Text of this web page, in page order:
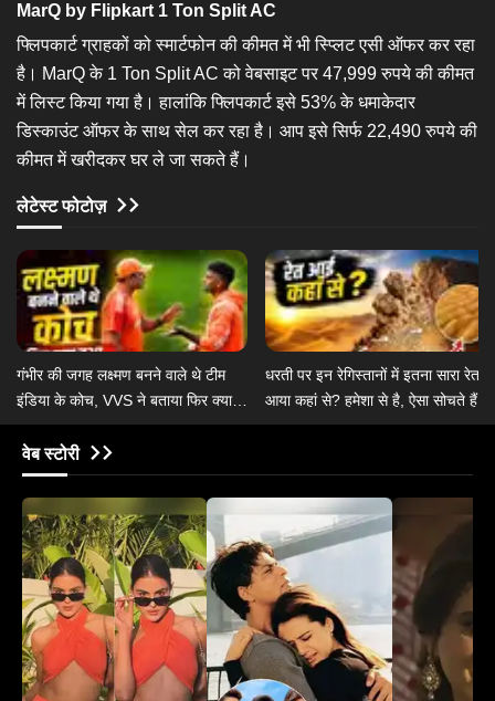
MarQ by Flipkart 1 Ton Split AC
फ्लिपकार्ट ग्राहकों को स्मार्टफोन की कीमत में भी स्प्लिट एसी ऑफर कर रहा
है। MarQ के 1 Ton Split AC को वेबसाइट पर 47,999 रुपये की कीमत
में लिस्ट किया गया है। हालांकि फ्लिपकार्ट इसे 53% के धमाकेदार
डिस्काउंट ऑफर के साथ सेल कर रहा है। आप इसे सिर्फ 22,490 रुपये की
कीमत में खरीदकर घर ले जा सकते हैं।
लेटेस्ट फोटोज़
गंभीर की जगह लक्ष्मण बनने वाले थे टीम
इंडिया के कोच, VVS ने बताया फिर क्या
हुआ
धरती पर इन रेगिस्तानों में इतना सारा रेत
आया कहां से? हमेशा से है, ऐसा सोचते हैं तो
गलत हैं आप
वेब स्टोरी